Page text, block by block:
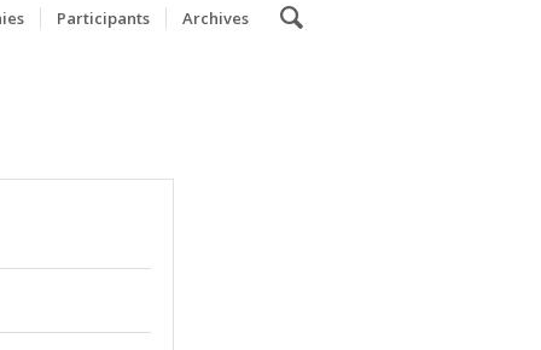
Participants Archives